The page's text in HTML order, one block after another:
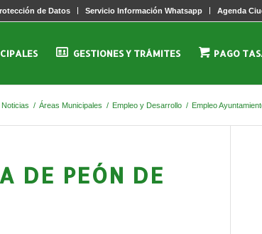
de Datos Servicio Información Whatsapp Agenda
GESTIONES Y TRÁMITES PAGO
Noticias / Áreas Municipales / Empleo y Desarrollo / Empleo
DE PEÓN DE